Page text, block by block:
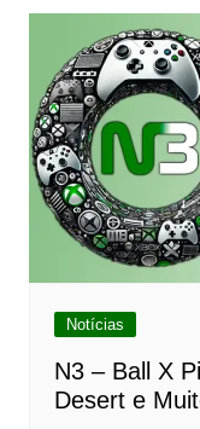
Notícias
N3 – Ball X
Desert e